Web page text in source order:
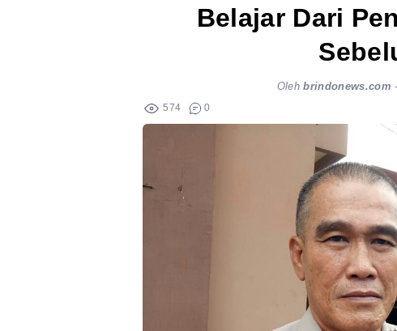
Belajar Dari
Olehbrindonews.com -
574 0